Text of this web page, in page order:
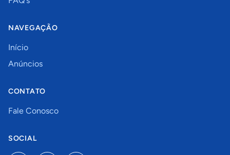
NAVEGAÇÃO
Início
Anúncios
CONTATO
Fale Conosco
SOCIAL